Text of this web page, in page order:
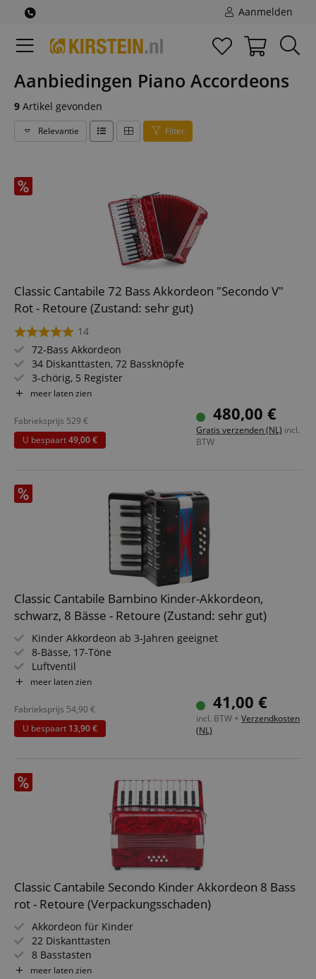
Aanmelden
Aanbiedingen Piano Accordeons
9 Artikel gevonden
Relevantie Filter
Classic Cantabile 72 Bass Akkordeon "Secondo V"
Rot - Retoure (Zustand: sehr gut)
14
72-Bass Akkordeon
34 Diskanttasten, 72 Bassknöpfe
3-chörig, 5 Register
Inkl. Tasche und Tragegurte
Farbe: Rot Perlmutt-Optik
meer laten zien
480,00 €
Gratis verzenden (NL) incl.
BTW
Fabrieksprijs 529 €
U bespaart49,00 €
Classic Cantabile Bambino Kinder-Akkordeon,
schwarz, 8 Bässe - Retoure (Zustand: sehr gut)
Kinder Akkordeon ab 3-Jahren geeignet
8-Bässe, 17-Töne
Luftventil
Halteschlaufe und 2 Schultergurte
meer laten zien
41,00 €
incl. BTW + Verzendkosten
(NL)
Fabrieksprijs 54,90 €
U bespaart 13,90 €
Classic Cantabile Secondo Kinder Akkordeon 8 Bass
rot - Retoure (Verpackungsschaden)
Akkordeon für Kinder
22 Diskanttasten
8 Basstasten
Inkl. Trageriemen und Tasche
meer laten zien